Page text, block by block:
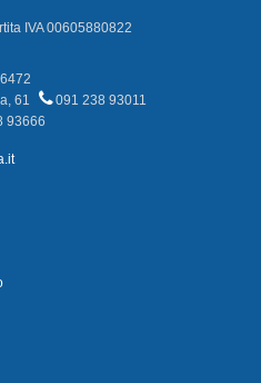
IVA 00605880822
61
091 238 93011
93666